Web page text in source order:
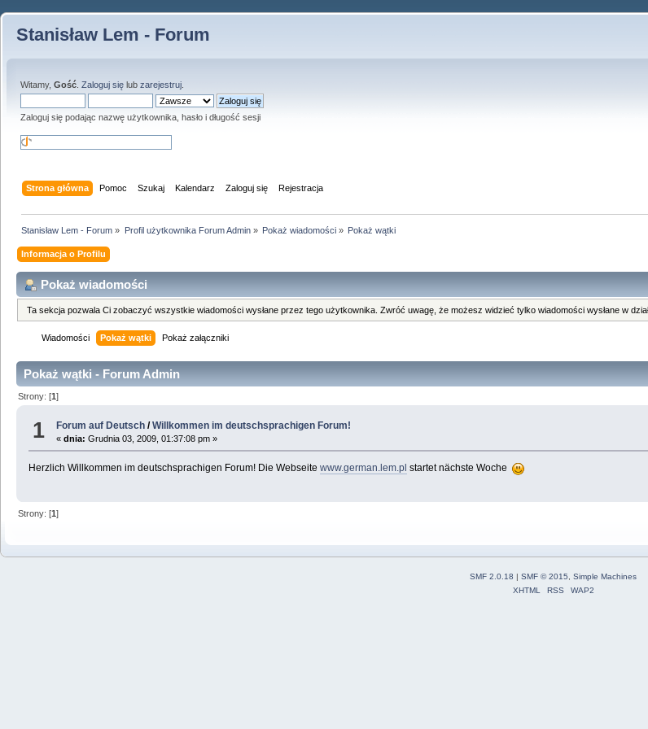
Stanisław Lem - Forum
Witamy, Gość Zaloguj się lub zarejestruj
Zaloguj się podając nazwę użytkownika, hasło i długość sesji
Strona główna Pomoc Szukaj Kalendarz Zaloguj się Rejestracja
Stanisław Lem - Forum » Profil użytkownika Forum Admin» Pokaż wiadomości» Pokaż wątki
Informacja o Profilu
Pokaż wiadomości
Ta sekcja pozwala Ci zobaczyć wszystkie wiadomości wysłane przez tego użytkownika. Zwróć uwagę, że możesz widzieć tylko wiadomości wysłane w
Wiadomości Pokaż wątki Pokaż załączniki
Pokaż wątki - Forum Admin
Strony: [1]
1 Forum auf Deutsch /Willkommen im deutschsprachigen Forum!
«dnia: Grudnia 03, 2009, 01:37:08 pm »
Herzlich Willkommen im deutschsprachigen Forum! Die Webseite www.german.lem.pl startet nächste Woche
Strony: [1]
SMF 2.0.18 | SMF © 2015
Simple Machines
XHTML
RSS WAP2